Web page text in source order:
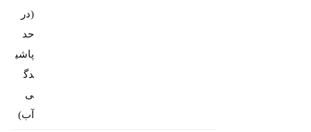
(در
حد
پاشی
دگ
ی
آب)